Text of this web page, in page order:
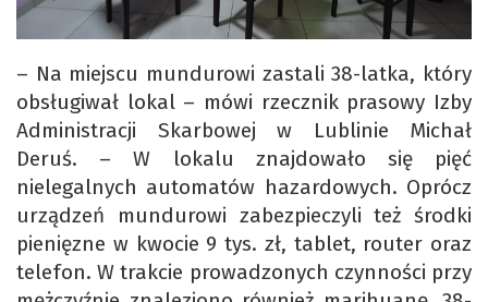
– Na miejscu mundurowi zastali 38-latka, który
obsługiwał lokal – mówi rzecznik prasowy Izby
Administracji Skarbowej w Lublinie Michał
Deruś. – W lokalu znajdowało się pięć
nielegalnych automatów hazardowych. Oprócz
urządzeń mundurowi zabezpieczyli też środki
pienięzne w kwocie 9 tys. zł, tablet, router oraz
telefon. W trakcie prowadzonych czynności przy